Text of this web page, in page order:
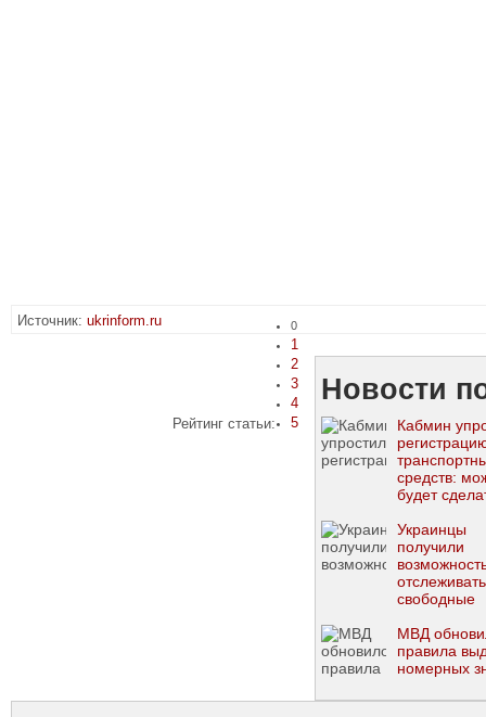
Источник: ukrinform.ru
Рейтинг статьи:
0
1
2
3
4
5
Новости
Кабмин
средств:
будет
форме
Украинцы
получили
свободные
для авто
МВД
правила
номерных